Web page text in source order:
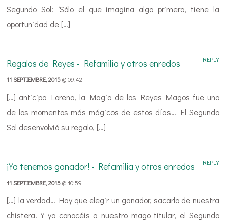
Segundo Sol: ‘Sólo el que imagina algo primero, tiene la
oportunidad de […]
Regalos de Reyes - Refamilia y otros enredos
11 SEPTIEMBRE, 2015@ 09:42
[…] anticipa Lorena, la Magia de los Reyes Magos fue uno
de los momentos más mágicos de estos días… El Segundo
Sol desenvolvió su regalo, […]
REPLY
¡Ya tenemos ganador! - Refamilia y otros enredos
11 SEPTIEMBRE, 2015@ 10:59
[…] la verdad… Hay que elegir un ganador, sacarlo de nuestra
chistera. Y ya conocéis a nuestro mago titular, el Segundo
REPLY